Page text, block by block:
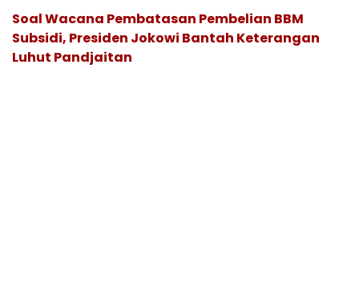
Soal Wacana Pembatasan Pembelian BBM
Subsidi, Presiden Jokowi Bantah Keterangan
Luhut Pandjaitan